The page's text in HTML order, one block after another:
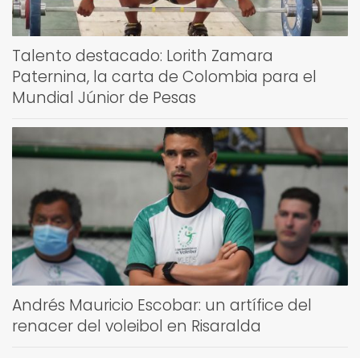
Talento destacado: Lorith Zamara
Paternina, la carta de Colombia para el
Mundial Júnior de Pesas
Andrés Mauricio Escobar: un artífice del
renacer del voleibol en Risaralda